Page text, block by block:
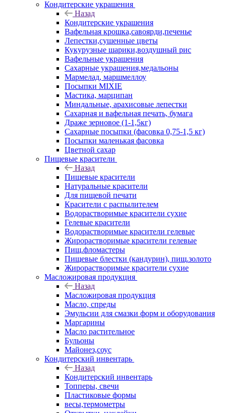
Кондитерские украшения
Назад
Кондитерские украшения
Вафельная крошка,савоярди,печенье
Лепестки,сушенные цветы
Кукурузные шарики,воздушный рис
Вафельные украшения
Сахарные украшения,медальоны
Мармелад, маршмеллоу
Посыпки MIXIE
Мастика, марципан
Миндальные, арахисовые лепестки
Сахарная и вафельная печать, бумага
Драже зерновое (1-1,5кг)
Сахарные посыпки (фасовка 0,75-1,5 кг)
Посыпки маленькая фасовка
Цветной сахар
Пищевые красители
Назад
Пищевые красители
Натуральные красители
Для пищевой печати
Красители с распылителем
Водорастворимые красители сухие
Гелевые красители
Водорастворимые красители гелевые
Жирорастворимые красители гелевые
Пищ.фломастеры
Пищевые блестки (кандурин), пищ.золото
Жирорастворимые красители сухие
Масложировая продукция
Назад
Масложировая продукция
Масло, спреды
Эмульсии для смазки форм и оборудования
Маргарины
Масло растительное
Бульоны
Майонез,соус
Кондитерский инвентарь
Назад
Кондитерский инвентарь
Топперы, свечи
Пластиковые формы
весы,термометры